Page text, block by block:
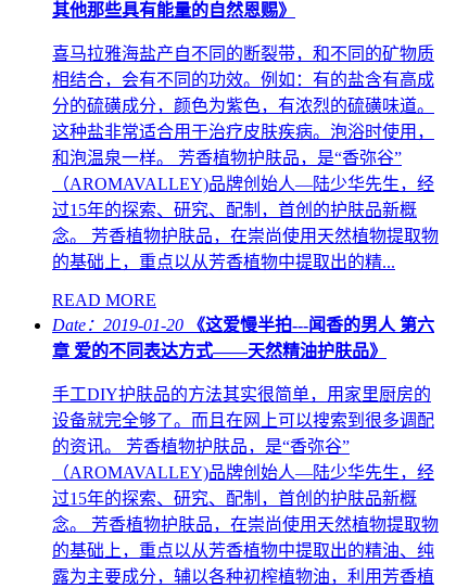
其他那些具有能量的自然恩赐》
喜马拉雅海盐产自不同的断裂带，和不同的矿物质
相结合，会有不同的功效。例如：有的盐含有高成
分的硫磺成分，颜色为紫色，有浓烈的硫磺味道。
这种盐非常适合用于治疗皮肤疾病。泡浴时使用，
和泡温泉一样。 芳香植物护肤品，是“香弥谷”
（AROMAVALLEY)品牌创始人—陆少华先生，经
过15年的探索、研究、配制，首创的护肤品新概
念。 芳香植物护肤品，在崇尚使用天然植物提取物
的基础上，重点以从芳香植物中提取出的精...
READ MORE
Date：2019-01-20
《这爱慢半拍---闻香的男人 第六
章 爱的不同表达方式——天然精油护肤品》
手工DIY护肤品的方法其实很简单，用家里厨房的
设备就完全够了。而且在网上可以搜索到很多调配
的资讯。 芳香植物护肤品，是“香弥谷”
（AROMAVALLEY)品牌创始人—陆少华先生，经
过15年的探索、研究、配制，首创的护肤品新概
念。 芳香植物护肤品，在崇尚使用天然植物提取物
的基础上，重点以从芳香植物中提取出的精油、纯
露为主要成分，辅以各种初榨植物油，利用芳香植